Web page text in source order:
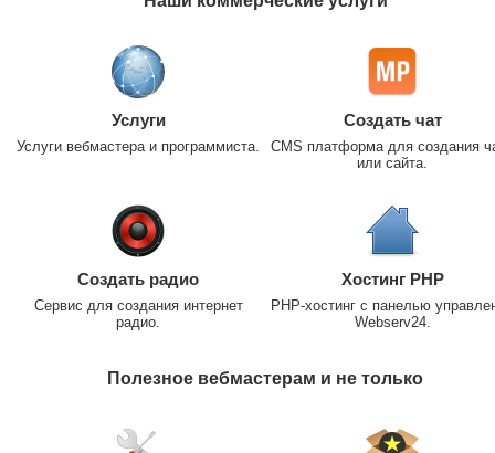
Услуги
Услуги вебмастера и программиста.
Создать чат
CMS платформа для создания
или сайта.
Создать радио
Сервис для создания интернет
радио.
Хостинг PHP
PHP-хостинг с панелью
Webserv24.
Полезное вебмастерам и не только